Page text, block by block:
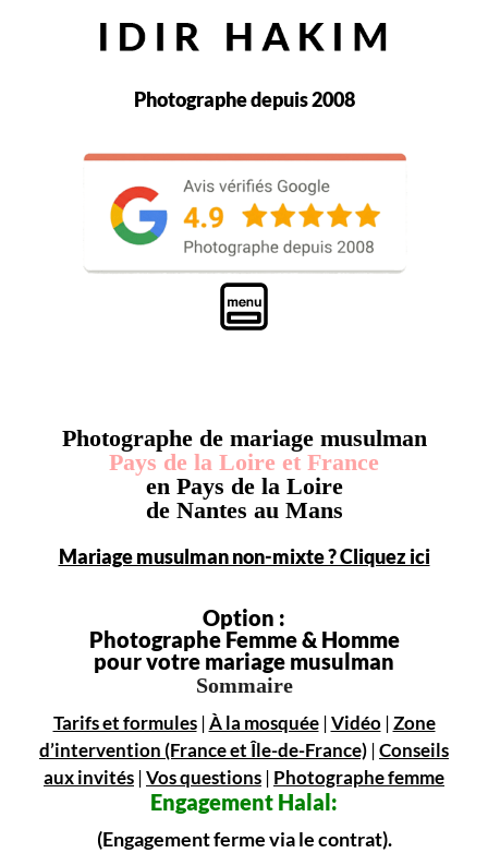
Photographe depuis 2008
Photographe de mariage musulman
Pays de la Loire et France
en Pays de la Loire
de Nantes au Mans
Mariage musulman non-mixte ? Cliquez ici
Option :
Photographe Femme & Homme
pour votre mariage musulman
Sommaire
Tarifs et formules|À la mosquée|Vidéo|Zone
d’intervention (France et Île-de-France) |Conseils
aux invités |Vos questions | Photographe femme
Engagement Halal:
(Engagement ferme via le contrat).